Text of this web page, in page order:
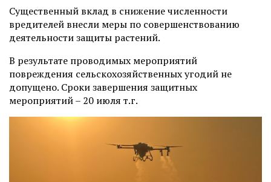
Существенный вклад в снижение численности
вредителей внесли меры по совершенствованию
деятельности защиты растений.
В результате проводимых мероприятий
повреждения сельскохозяйственных угодий не
допущено. Сроки завершения защитных
мероприятий – 20 июля т.г.